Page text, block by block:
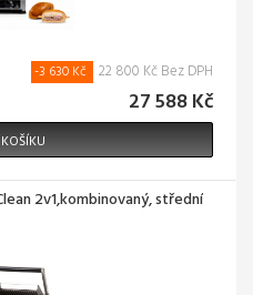
-3 630 Kč 22 800 Kč Bez DPH
27 588 Kč
2v1,kombinovaný, střední